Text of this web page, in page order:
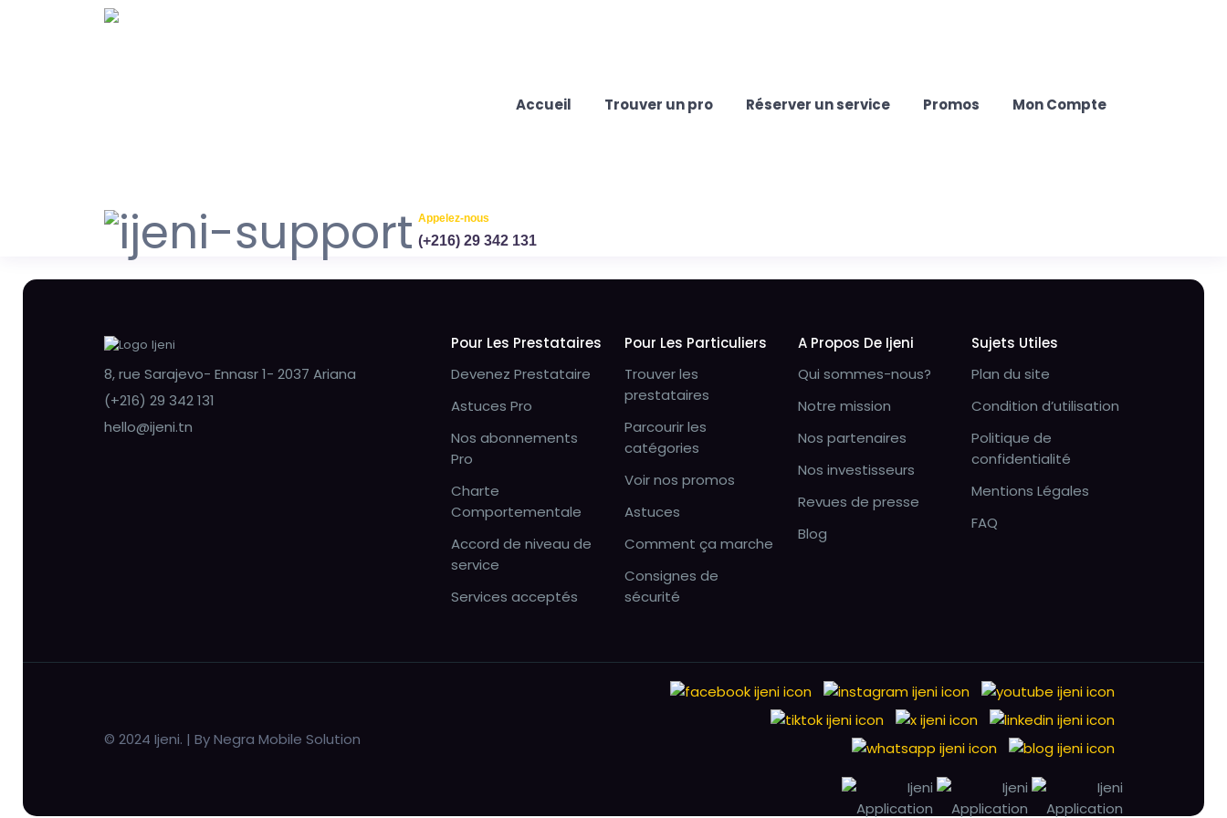
Accueil Trouver un pro Réserver un service Promos Mon Compte
Appelez-nous
(+216) 29 342 131
8, rue Sarajevo- Ennasr 1- 2037 Ariana
(+216) 29 342 131
hello@ijeni.tn
Pour Les Prestataires
Devenez Prestataire
Astuces Pro
Nos abonnements
Pro
Charte
Comportementale
Accord de niveau de
service
Services acceptés
Pour Les Particuliers
Trouver les
prestataires
Parcourir les
catégories
Voir nos promos
Astuces
Comment ça marche
Consignes de
sécurité
A Propos De Ijeni
Qui sommes-nous?
Notre mission
Nos partenaires
Nos investisseurs
Revues de presse
Blog
Sujets Utiles
Plan du site
Condition d’utilisation
Politique de
confidentialité
Mentions Légales
FAQ
© 2024 Ijeni. | By Negra Mobile Solution